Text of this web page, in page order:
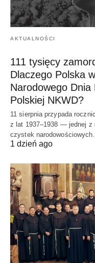
AKTUALNOŚCI
111 tysięcy
Dlaczego Polska
Narodowego
Polskiej NKWD?
11 sierpnia przypada
z lat 1937–1938 — jednej z
czystek
1 dzień ago